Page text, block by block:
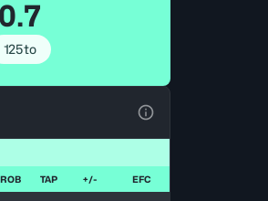
0.7
125to
ROB TAP +/- EFC